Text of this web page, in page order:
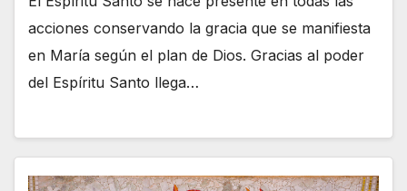
acciones conservando la gracia que se manifiesta
en María según el plan de Dios. Gracias al poder
del Espíritu Santo llega…